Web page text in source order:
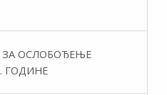
ЗА ОСЛОБОЂЕЊЕ
ГОДИНЕ